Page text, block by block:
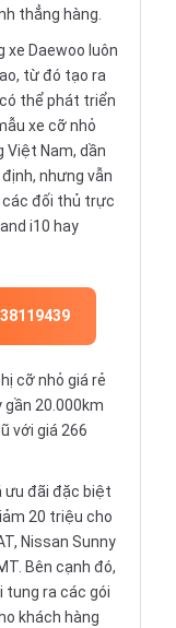
thẳng hàng.
xe Daewoo luôn
từ đó tạo ra
thể phát triển
xe cỡ nhỏ
Nam, dần
nhưng vẫn
các đối thủ trực
i10 hay
cỡ nhỏ giá rẻ
gần 20.000km
với giá 266
ưu đãi đặc biệt
20 triệu cho
Nissan Sunny
Bên cạnh đó,
tung ra các gói
khách hàng